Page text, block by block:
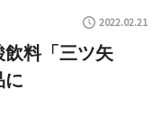
2022.02.21
料「三ツ矢